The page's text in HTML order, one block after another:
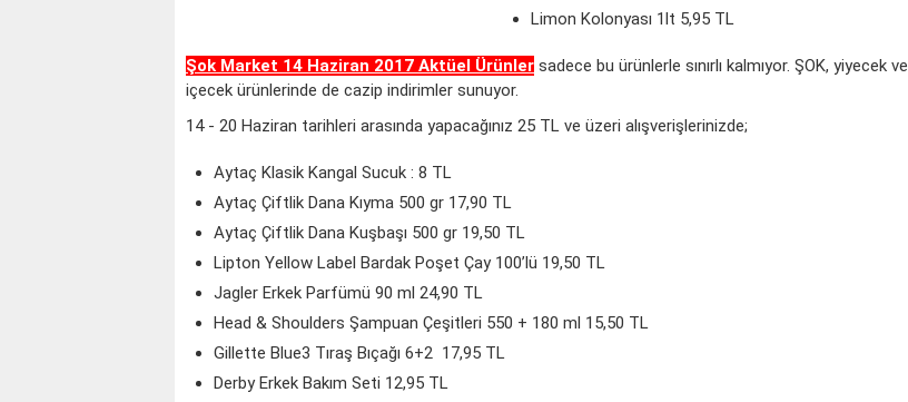
Limon Kolonyası 1lt 5,95 TL
Şok Market 14 Haziran 2017 Aktüel Ürünler sadece bu ürünlerle sınırlı kalmıyor. ŞOK, yiyecek ve
içecek ürünlerinde de cazip indirimler sunuyor.
14 - 20 Haziran tarihleri arasında yapacağınız 25 TL ve üzeri alışverişlerinizde;
Aytaç Klasik Kangal Sucuk : 8 TL
Aytaç Çiftlik Dana Kıyma 500 gr 17,90 TL
Aytaç Çiftlik Dana Kuşbaşı 500 gr 19,50 TL
Lipton Yellow Label Bardak Poşet Çay 100’lü 19,50 TL
Jagler Erkek Parfümü 90 ml 24,90 TL
Head & Shoulders Şampuan Çeşitleri 550 + 180 ml 15,50 TL
Gillette Blue3 Tıraş Bıçağı 6+2 17,95 TL
Derby Erkek Bakım Seti 12,95 TL